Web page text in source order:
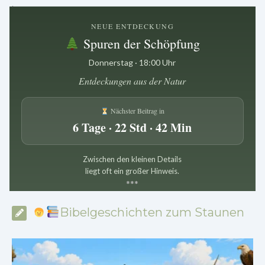
.
NEUE ENTDECKUNG
Spuren der Schöpfung
Donnerstag · 18:00 Uhr
Entdeckungen aus der Natur
Nächster Beitrag in
6 Tage · 22 Std · 42 Min
Zwischen den kleinen Details
liegt oft ein großer Hinweis.
***
Bibelgeschichten zum Staunen